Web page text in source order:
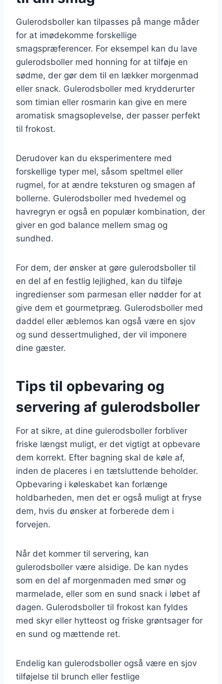
Gulerodsboller kan tilpasses på mange måder
for at imødekomme forskellige
smagspræferencer. For eksempel kan du lave
gulerodsboller med honning for at tilføje en
sødme, der gør dem til en lækker morgenmad
eller snack. Gulerodsboller med krydderurter
som timian eller rosmarin kan give en mere
aromatisk smagsoplevelse, der passer perfekt
til frokost.
Derudover kan du eksperimentere med
forskellige typer mel, såsom speltmel eller
rugmel, for at ændre teksturen og smagen af
bollerne. Gulerodsboller med hvedemel og
havregryn er også en populær kombination, der
giver en god balance mellem smag og
sundhed.
For dem, der ønsker at gøre gulerodsboller til
en del af en festlig lejlighed, kan du tilføje
ingredienser som parmesan eller nødder for at
give dem et gourmetpræg. Gulerodsboller med
daddel eller æblemos kan også være en sjov
og sund dessertmulighed, der vil imponere
dine gæster.
Tips til opbevaring og
servering af gulerodsboller
For at sikre, at dine gulerodsboller forbliver
friske længst muligt, er det vigtigt at opbevare
dem korrekt. Efter bagning skal de køle af,
inden de placeres i en tætsluttende beholder.
Opbevaring i køleskabet kan forlænge
holdbarheden, men det er også muligt at fryse
dem, hvis du ønsker at forberede dem i
forvejen.
Når det kommer til servering, kan
gulerodsboller være alsidige. De kan nydes
som en del af morgenmaden med smør og
marmelade, eller som en sund snack i løbet af
dagen. Gulerodsboller til frokost kan fyldes
med skyr eller hytteost og friske grøntsager for
en sund og mættende ret.
Endelig kan gulerodsboller også være en sjov
tilføjelse til brunch eller festlige